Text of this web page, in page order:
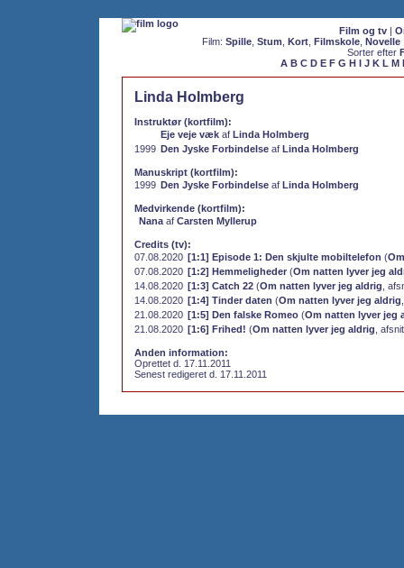
Film og tv|
Film: Spille, Stum Kort, Filmskole, Novelle
Sorter efter
A B C D E F G H I J K L M
Linda Holmberg
Instruktør (kortfilm):
Eje veje væk af Linda Holmberg
1999 Den Jyske Forbindelse af Linda Holmberg
Manuskript (kortfilm):
1999 Den Jyske Forbindelse af Linda Holmberg
Medvirkende (kortfilm):
Nana af Carsten Myllerup
Credits (tv):
07.08.2020 [1:1] Episode 1: Den skjulte mobiltelefon (
07.08.2020 [1:2] Hemmeligheder (Om natten lyver jeg
14.08.2020 [1:3] Catch 22 (Om natten lyver jeg aldrig ,
14.08.2020 [1:4] Tinder daten (Om natten lyver jeg aldrig
21.08.2020 [1:5] Den falske Romeo (Om natten lyver jeg
21.08.2020 [1:6] Frihed! (Om natten lyver jeg aldrig ,
Anden information:
Oprettet d. 17.11.2011
Senest redigeret d. 17.11.2011